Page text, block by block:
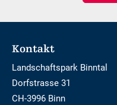
Footer
Kontakt
Landschaftspark Binntal
Dorfstrasse 31
CH-3996 Binn